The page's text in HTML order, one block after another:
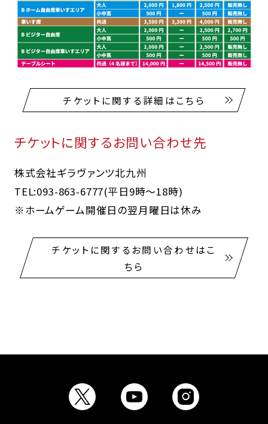
チケットに関する詳細はこちら
チケットに関するお問い合わせ先
株式会社ギラヴァンツ北九州
TEL:093-863-6777(平日9時～18時)
※ホームゲーム開催日の翌月曜日は休み
チケットに関するお問い合わせはこ
ちら